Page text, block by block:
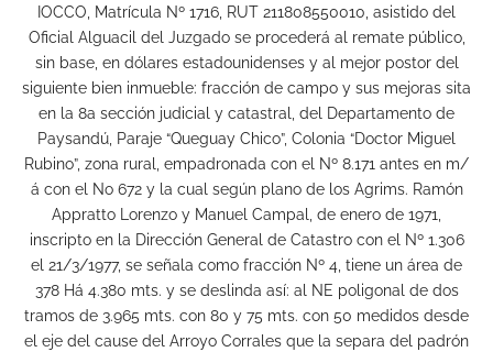
IOCCO, Matrícula Nº 1716, RUT 211808550010, asistido del
Oficial Alguacil del Juzgado se procederá al remate público,
sin base, en dólares estadounidenses y al mejor postor del
siguiente bien inmueble: fracción de campo y sus mejoras sita
en la 8a sección judicial y catastral, del Departamento de
Paysandú, Paraje “Queguay Chico”, Colonia “Doctor Miguel
Rubino”, zona rural, empadronada con el Nº 8.171 antes en m/
á con el No 672 y la cual según plano de los Agrims. Ramón
Appratto Lorenzo y Manuel Campal, de enero de 1971,
inscripto en la Dirección General de Catastro con el Nº 1.306
el 21/3/1977, se señala como fracción Nº 4, tiene un área de
378 Há 4.380 mts. y se deslinda así: al NE poligonal de dos
tramos de 3.965 mts. con 80 y 75 mts. con 50 medidos desde
el eje del cause del Arroyo Corrales que la separa del padrón